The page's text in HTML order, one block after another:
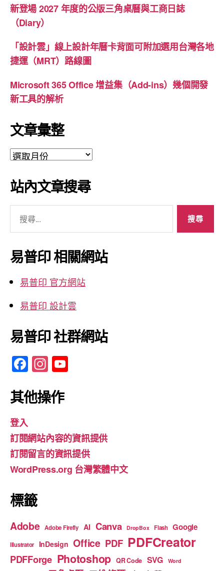
新登場 2027 年度的公版三角桌曆與工商日誌
（Diary）
「設計雲」線上設計年曆卡背面可附加選用台灣各地
捷運（MRT）路線圖
Microsoft 365 Office 增益集（Add-ins）幾個開發
新工具的解析
文章彙整
文
彙
整
站內文章搜尋
關
鍵
字:
易普印 相關網站
易普印 官方網站
易普印 設計雲
易普印 社群網站
F
a
c
b
o
o
k
In
st
a
gr
a
m
u
b
e
其他操作
登入
訂閱網站內容的資訊提供
訂閱留言的資訊提供
WordPress.org 台灣繁體中文
標籤
Adobe Adobe Firefly AI Canva DropBox Flash Google
Illustrator InDesign Office PDF PDFCreator
PDFForge Photoshop QR Code SVG Word